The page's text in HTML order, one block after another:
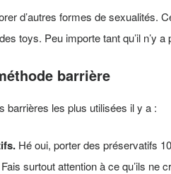
d’autres formes de sexualités.
toys. Peu importe tant qu’il n’y
barrière
barrières les plus utilisées il y a :
Hé oui, porter des préservatifs
surtout attention à ce qu’ils ne